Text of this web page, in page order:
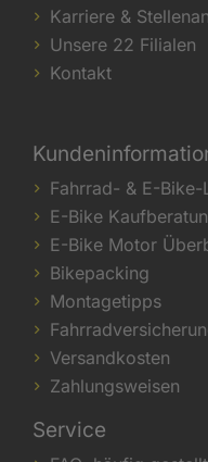
Karriere &
Unsere 22 Filialen
Kontakt
Fahrrad- & E-Bike-
E-Bike
E-Bike Motor
Bikepacking
Montagetipps
Versandkosten
Zahlungsweisen
Service